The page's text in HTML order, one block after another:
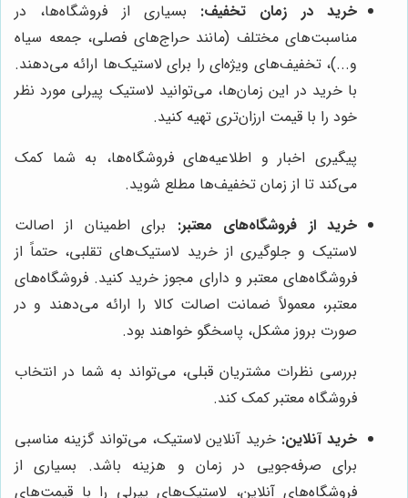
خرید در زمان تخفیف: بسیاری از فروشگاه‌ها، در
مناسبت‌های مختلف (مانند حراج‌های فصلی، جمعه سیاه
و...)، تخفیف‌های ویژه‌ای را برای لاستیک‌ها ارائه می‌دهند.
با خرید در این زمان‌ها، می‌توانید لاستیک پیرلی مورد نظر
خود را با قیمت ارزان‌تری تهیه کنید.
پیگیری اخبار و اطلاعیه‌های فروشگاه‌ها، به شما کمک
می‌کند تا از زمان تخفیف‌ها مطلع شوید.
خرید از فروشگاه‌های معتبر: برای اطمینان از اصالت
لاستیک و جلوگیری از خرید لاستیک‌های تقلبی، حتماً از
فروشگاه‌های معتبر و دارای مجوز خرید کنید. فروشگاه‌های
معتبر، معمولاً ضمانت اصالت کالا را ارائه می‌دهند و در
صورت بروز مشکل، پاسخگو خواهند بود.
بررسی نظرات مشتریان قبلی، می‌تواند به شما در انتخاب
فروشگاه معتبر کمک کند.
خرید آنلاین: خرید آنلاین لاستیک، می‌تواند گزینه مناسبی
برای صرفه‌جویی در زمان و هزینه باشد. بسیاری از
فروشگاه‌های آنلاین، لاستیک‌های پیرلی را با قیمت‌های